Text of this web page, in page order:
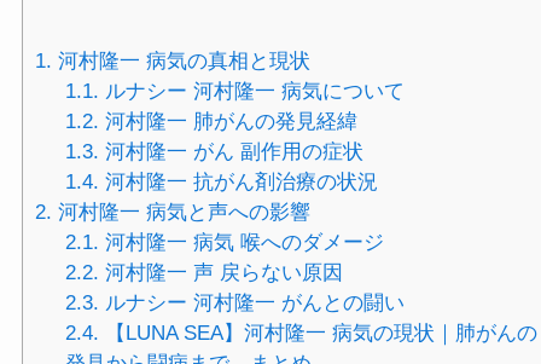
1. 河村隆一 病気の真相と現状
1.1. ルナシー 河村隆一 病気について
1.2. 河村隆一 肺がんの発見経緯
1.3. 河村隆一 がん 副作用の症状
1.4. 河村隆一 抗がん剤治療の状況
2. 河村隆一 病気と声への影響
2.1. 河村隆一 病気 喉へのダメージ
2.2. 河村隆一 声 戻らない原因
2.3. ルナシー 河村隆一 がんとの闘い
2.4. 【LUNA SEA】河村隆一 病気の現状｜肺がんの